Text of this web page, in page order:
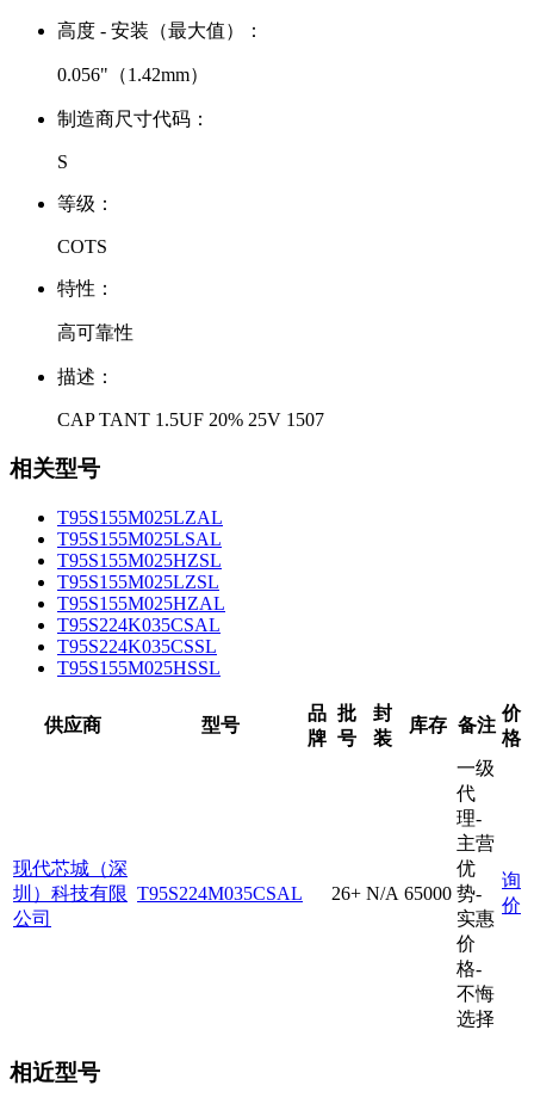
高度 - 安装（最大值）：
0.056"（1.42mm）
制造商尺寸代码：
S
等级：
COTS
特性：
高可靠性
描述：
CAP TANT 1.5UF 20% 25V 1507
相关型号
T95S155M025LZAL
T95S155M025LSAL
T95S155M025HZSL
T95S155M025LZSL
T95S155M025HZAL
T95S224K035CSAL
T95S224K035CSSL
T95S155M025HSSL
供应商 型号
品
牌
批
号
封
装
库存 备注
价
格
现代芯城（深
圳）科技有限
公司
T95S224M035CSAL 26+ N/A 65000
一级
代
理-
主营
优
势-
实惠
价
格-
不悔
选择
询
价
相近型号